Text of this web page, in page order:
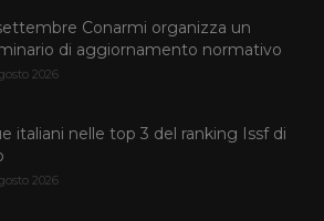
Conarmi organizza un
di aggiornamento normativo
2026
italiani nelle top 3 del ranking Issf di
2026